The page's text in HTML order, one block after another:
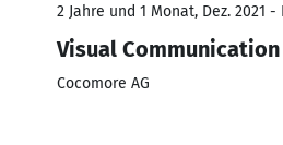
2 Jahre und 1 Monat, Dez. 2021 -
Visual
Cocomore AG